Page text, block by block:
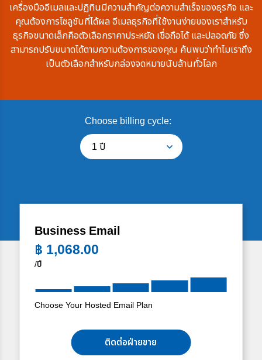
เครื่องมืออีเมลและปฏิทินมีความสำคัญต่อความสำเร็จของธุรกิจ และ
คุณต้องการโซลูชันที่ได้ผล อีเมลธุรกิจที่ใช้งานง่ายของเราสำหรับ
ธุรกิจขนาดเล็กคือตัวเลือกราคาประหยัด เชื่อถือได้ และปลอดภัย ซึ่ง
สามารถปรับขนาดได้ตามความต้องการของคุณ ค้นพบว่าทำไมเราถึง
เป็นตัวเลือกสำหรับกล่องจดหมายนับล้านทั่วโลก
Choose billing cycle:
1 ปี
Business Email
฿ 1,068.00
/ปี
Choose Your Hosted Email Plan
ติดต่อฝ่ายขาย